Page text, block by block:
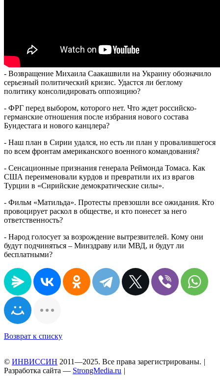
- Возвращение Михаила Саакашвили на Украину обозначило
серьезный политический кризис. Удастся ли беглому
политику консолидировать оппозицию?
- ФРГ перед выбором, которого нет. Что ждет российско-
германские отношения после избрания нового состава
Бундестага и нового канцлера?
- Наш план в Сирии удался, но есть ли план у провалившегося
по всем фронтам американского военного командования?
- Сенсационные признания генерала Реймонда Томаса. Как
США переименовали курдов и превратили их из врагов
Турции в «Сирийские демократические силы».
- Фильм «Матильда». Протесты превзошли все ожидания. Кто
провоцирует раскол в обществе, и кто понесет за него
ответственность?
- Народ голосует за возрождение вытрезвителей. Кому они
будут подчиняться – Минздраву или МВД, и будут ли
бесплатными?
Возврат к списку
© ИНВИССИН 2011—2025. Все права зарегистрированы. |
Разработка сайта — StrongMedia.ru |